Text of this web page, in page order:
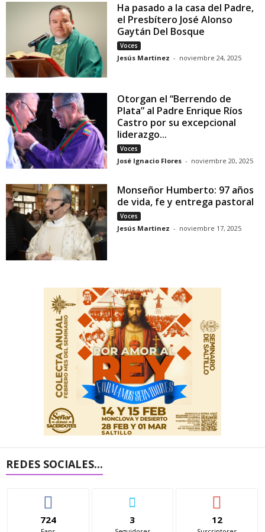
Ha pasado a la casa del Padre,
el Presbítero José Alonso
Gaytán Del Bosque
Voces
Jesús Martinez - noviembre 24, 2025
Otorgan el “Berrendo de
Plata” al Padre Enrique Ríos
Castro por su excepcional
liderazgo...
Voces
José Ignacio Flores - noviembre 20, 2025
Monseñor Humberto: 97 años
de vida, fe y entrega pastoral
Voces
Jesús Martinez - noviembre 17, 2025
REDES SOCIALES...
724 3 12